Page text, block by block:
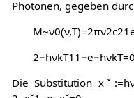
Photonen, gegeben
M~ν0(ν,T)=2πν2c21
2−hνkT1 1 −e−hνkT=0
Die Substitution xˇ :=h